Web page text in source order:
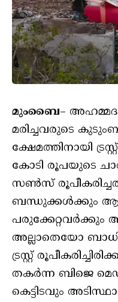
മുംബൈ–
മരിച്ചവരുടെ
ക്ഷേമത്തിനായി
കോടി രൂപയുടെ
സൺസ്
ബന്ധുക്കൾക്കും
പരുക്കേറ്റവർക്കും
അല്ലാതെയോ
ട്രസ്റ്റ്
തകർന്ന ബിജെ
കെട്ടിടവും